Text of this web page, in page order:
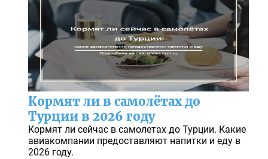
Кормят ли в самолётах до
Турции в 2026 году
Кормят ли сейчас в самолетах до Турции. Какие
авиакомпании предоставляют напитки и еду в
2026 году.